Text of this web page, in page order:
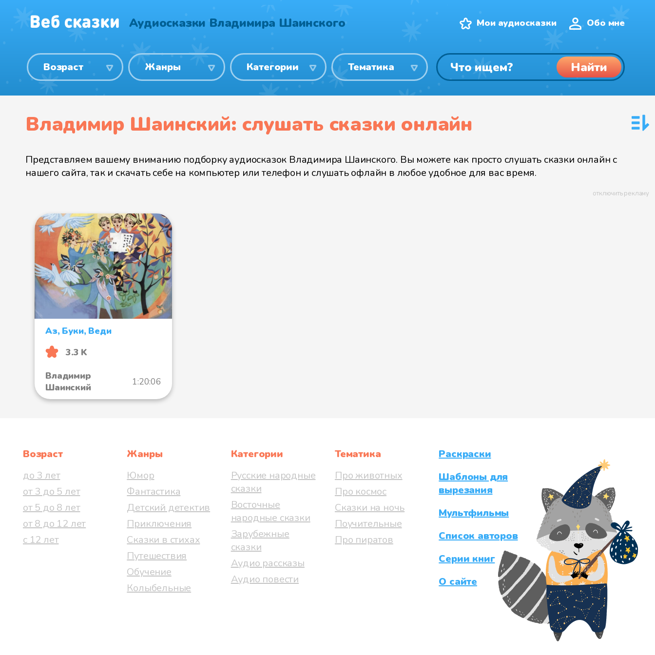
Аудиосказки Владимира Шаинского Мои аудиосказки Обо мне
Возраст Жанры Категории Тематика Найти
Владимир Шаинский: слушать сказки онлайн
Представляем вашему вниманию подборку аудиосказок Владимира Шаинского. Вы можете как просто слушать сказки онлайн с
нашего сайта, так и скачать себе на компьютер или телефон и слушать офлайн в любое удобное для вас время.
отключить рекламу
Аз, Буки, Веди
3.3 K
Владимир
Шаинский
1:20:06
Возраст
до 3 лет
от 3 до 5 лет
от 5 до 8 лет
от 8 до 12 лет
с 12 лет
Жанры
Юмор
Фантастика
Детский детектив
Приключения
Сказки в стихах
Путешествия
Обучение
Колыбельные
Категории
Русские народные
сказки
Восточные
народные сказки
Зарубежные
сказки
Аудио рассказы
Аудио повести
Тематика
Про животных
Про космос
Сказки на ночь
Поучительные
Про пиратов
Раскраски
Шаблоны для
вырезания
Мультфильмы
Список авторов
Серии книг
О сайте